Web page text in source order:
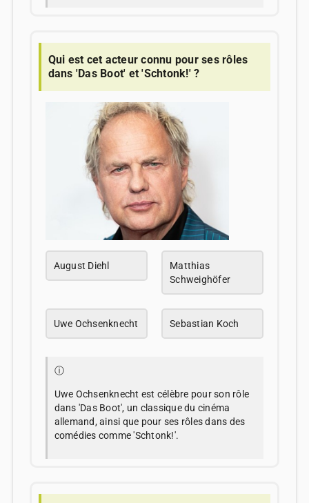
Qui est cet acteur connu pour ses rôles
dans 'Das Boot' et 'Schtonk!' ?
August Diehl
Matthias
Schweighöfer
Uwe Ochsenknecht Sebastian Koch
ⓘ
Uwe Ochsenknecht est célèbre pour son rôle
dans 'Das Boot', un classique du cinéma
allemand, ainsi que pour ses rôles dans des
comédies comme 'Schtonk!'.